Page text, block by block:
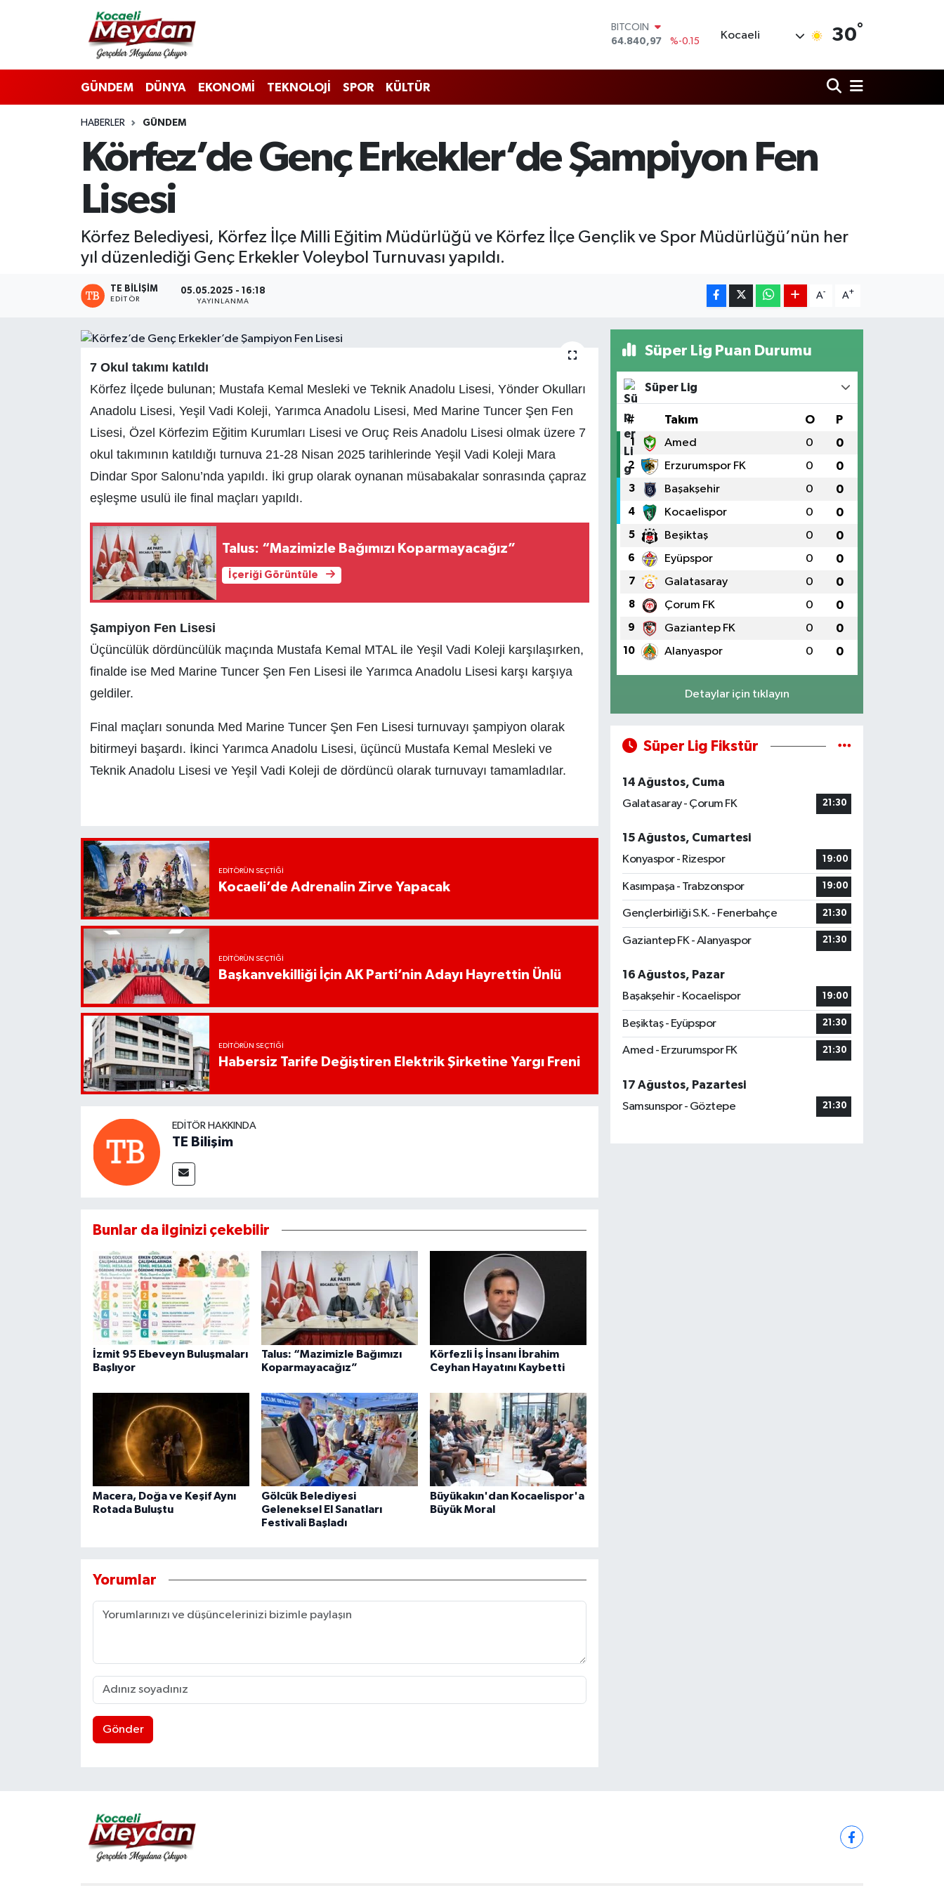
BITCOIN
64.840,97
%-0.15
47,7436
%0.18
6660.55
%0
Kocaeli 30°
GÜNDEM DÜNYA EKONOMİ TEKNOLOJİ SPOR KÜLTÜR
HABERLER GÜNDEM
Körfez’de Genç Erkekler’de Şampiyon Fen
Lisesi
Körfez Belediyesi, Körfez İlçe Milli Eğitim Müdürlüğü ve Körfez İlçe Gençlik ve Spor Müdürlüğü’nün her
yıl düzenlediği Genç Erkekler Voleybol Turnuvası yapıldı.
TE BILIŞIM
EDITÖR
05.05.2025 - 16:18
YAYINLANMA
A- A+
7 Okul takımı katıldı
Körfez İlçede bulunan; Mustafa Kemal Mesleki ve Teknik Anadolu Lisesi, Yönder Okulları
Anadolu Lisesi, Yeşil Vadi Koleji, Yarımca Anadolu Lisesi, Med Marine Tuncer Şen Fen
Lisesi, Özel Körfezim Eğitim Kurumları Lisesi ve Oruç Reis Anadolu Lisesi olmak üzere 7
okul takımının katıldığı turnuva 21-28 Nisan 2025 tarihlerinde Yeşil Vadi Koleji Mara
Dindar Spor Salonu’nda yapıldı. İki grup olarak oynanan müsabakalar sonrasında çapraz
eşleşme usulü ile final maçları yapıldı.
Talus: “Mazimizle Bağımızı Koparmayacağız”
İçeriği Görüntüle
Şampiyon Fen Lisesi
Üçüncülük dördüncülük maçında Mustafa Kemal MTAL ile Yeşil Vadi Koleji karşılaşırken,
finalde ise Med Marine Tuncer Şen Fen Lisesi ile Yarımca Anadolu Lisesi karşı karşıya
geldiler.
Final maçları sonunda Med Marine Tuncer Şen Fen Lisesi turnuvayı şampiyon olarak
bitirmeyi başardı. İkinci Yarımca Anadolu Lisesi, üçüncü Mustafa Kemal Mesleki ve
Teknik Anadolu Lisesi ve Yeşil Vadi Koleji de dördüncü olarak turnuvayı tamamladılar.
EDITÖRÜN SEÇTIĞI
Kocaeli’de Adrenalin Zirve Yapacak
EDITÖRÜN SEÇTIĞI
Başkanvekilliği İçin AK Parti’nin Adayı Hayrettin Ünlü
EDITÖRÜN SEÇTIĞI
Habersiz Tarife Değiştiren Elektrik Şirketine Yargı Freni
EDITÖR HAKKINDA
TE Bilişim
Bunlar da ilginizi çekebilir
İzmit 95 Ebeveyn Buluşmaları
Başlıyor
Talus: “Mazimizle Bağımızı
Koparmayacağız”
Körfezli İş İnsanı İbrahim
Ceyhan Hayatını Kaybetti
Macera, Doğa ve Keşif Aynı
Rotada Buluştu
Gölcük Belediyesi
Geleneksel El Sanatları
Festivali Başladı
Büyükakın'dan Kocaelispor'a
Büyük Moral
Yorumlar
Gönder
Süper Lig Puan Durumu
Süper Lig
# Takım O P
1 Amed 0 0
2 Erzurumspor FK 0 0
3 Başakşehir 0 0
4 Kocaelispor 0 0
5 Beşiktaş 0 0
6 Eyüpspor 0 0
7 Galatasaray 0 0
8 Çorum FK 0 0
9 Gaziantep FK 0 0
10 Alanyaspor 0 0
Detaylar için tıklayın
Süper Lig Fikstür
14 Ağustos, Cuma
Galatasaray - Çorum FK
21:30
15 Ağustos, Cumartesi
Konyaspor - Rizespor
19:00
Kasımpaşa - Trabzonspor 19:00
Gençlerbirliği S.K. - Fenerbahçe 21:30
Gaziantep FK - Alanyaspor 21:30
16 Ağustos, Pazar
Başakşehir - Kocaelispor
19:00
Beşiktaş - Eyüpspor 21:30
Amed - Erzurumspor FK 21:30
17 Ağustos, Pazartesi
Samsunspor - Göztepe
21:30
Nöbetçi Eczaneler
Hava Durumu
Trafik Durumu
Süper Lig Puan Durumu ve Fikstür
Tüm Manşetler
Son Dakika Haberleri
Haber Arşivi